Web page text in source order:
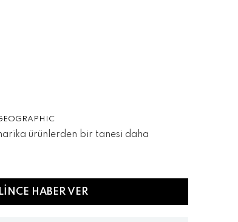
ürünlerden bir tanesi daha
HABER VER